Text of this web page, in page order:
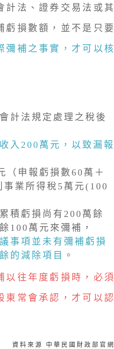
計法、證券交易法或其
虧損數額，並不是只要
彌補之事實，才可以核
計法規定處理之稅後
入200萬元，以致漏報
（申報虧損數60萬＋
事業所得稅5萬元(100
積虧損尚有200萬餘
100萬元來彌補，
事項並未有彌補虧損
的減除項目
。
以往年度虧損時，必須
東常會承認，才可以認
資料來源 中華民國財政部官網